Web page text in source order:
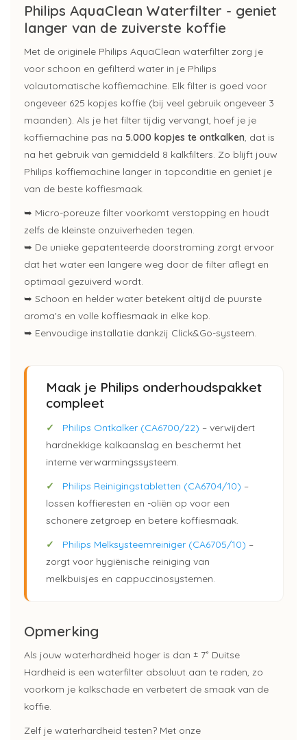
Philips AquaClean Waterfilter - geniet
langer van de zuiverste koffie
Met de originele Philips AquaClean waterfilter zorg je
voor schoon en gefilterd water in je Philips
volautomatische koffiemachine. Elk filter is goed voor
ongeveer 625 kopjes koffie (bij veel gebruik ongeveer 3
maanden). Als je het filter tijdig vervangt, hoef je je
koffiemachine pas na 5.000 kopjes te ontkalken, dat is
na het gebruik van gemiddeld 8 kalkfilters. Zo blijft jouw
Philips koffiemachine langer in topconditie en geniet je
van de beste koffiesmaak.
➥ Micro-poreuze filter voorkomt verstopping en houdt
zelfs de kleinste onzuiverheden tegen.
➥ De unieke gepatenteerde doorstroming zorgt ervoor
dat het water een langere weg door de filter aflegt en
optimaal gezuiverd wordt.
➥ Schoon en helder water betekent altijd de puurste
aroma's en volle koffiesmaak in elke kop.
➥ Eenvoudige installatie dankzij Click&Go-systeem.
Maak je Philips onderhoudspakket
compleet
✓ Philips Ontkalker (CA6700/22) – verwijdert
hardnekkige kalkaanslag en beschermt het
interne verwarmingssysteem.
✓
Philips Reinigingstabletten (CA6704/10) –
lossen koffieresten en -oliën op voor een
schonere zetgroep en betere koffiesmaak.
✓
Philips Melksysteemreiniger (CA6705/10) –
zorgt voor hygiënische reiniging van
melkbuisjes en cappuccinosystemen.
Opmerking
Als jouw waterhardheid hoger is dan ± 7˚ Duitse
Hardheid is een waterfilter absoluut aan te raden, zo
voorkom je kalkschade en verbetert de smaak van de
koffie.
Zelf je waterhardheid testen? Met onze